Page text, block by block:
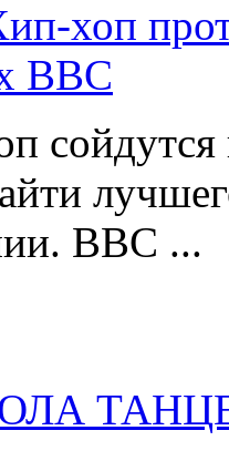
хоп
ВВС
сойдутся
BBC ...